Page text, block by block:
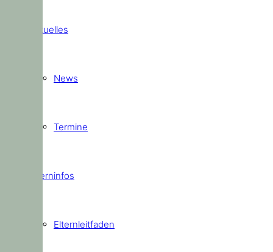
Aktuelles
News
Termine
Elterninfos
Elternleitfaden